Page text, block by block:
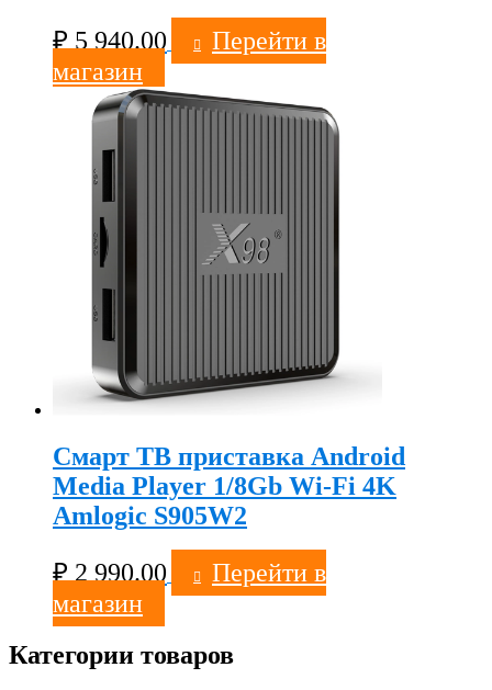
₽5 940.00
Перейти в
магазин
Смарт ТВ приставка Android
Media Player 1/8Gb Wi-Fi 4K
Amlogic S905W2
₽ 2 990.00
Перейти в
магазин
Категории товаров